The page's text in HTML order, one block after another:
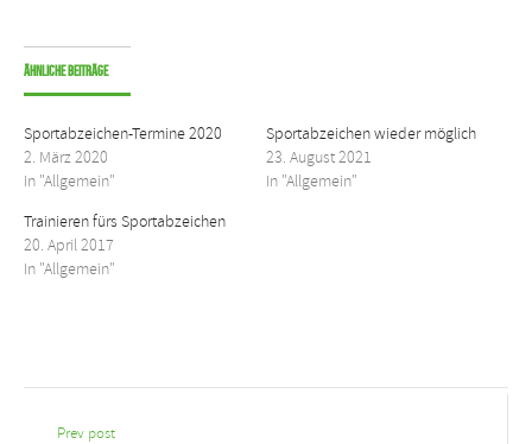
Ähnliche Beiträge
Sportabzeichen-Termine 2020
2. März 2020
In "Allgemein"
Sportabzeichen wieder möglich
23. August 2021
In "Allgemein"
Trainieren fürs Sportabzeichen
20. April 2017
In "Allgemein"
Prev post